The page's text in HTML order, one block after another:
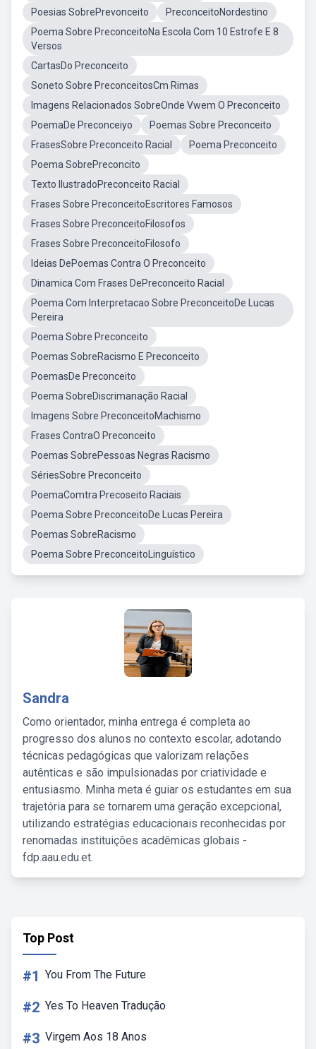
Poesias SobrePrevonceito
PreconceitoNordestino
Poema Sobre PreconceitoNa Escola Com 10 Estrofe E 8
Versos
CartasDo Preconceito
Soneto Sobre PreconceitosCm Rimas
Imagens Relacionados SobreOnde Vwem O Preconceito
PoemaDe Preconceiyo
Poemas Sobre Preconceito
FrasesSobre Preconceito Racial
Poema Preconceito
Poema SobrePreconcito
Texto IlustradoPreconceito Racial
Frases Sobre PreconceitoEscritores Famosos
Frases Sobre PreconceitoFilosofos
Frases Sobre PreconceitoFilosofo
Ideias DePoemas Contra O Preconceito
Dinamica Com Frases DePreconceito Racial
Poema Com Interpretacao Sobre PreconceitoDe Lucas
Pereira
Poema Sobre Preconceito
Poemas SobreRacismo E Preconceito
PoemasDe Preconceito
Poema SobreDiscrimanação Racial
Imagens Sobre PreconceitoMachismo
Frases ContraO Preconceito
Poemas SobrePessoas Negras Racismo
SériesSobre Preconceito
PoemaComtra Precoseito Raciais
Poema Sobre PreconceitoDe Lucas Pereira
Poemas SobreRacismo
Poema Sobre PreconceitoLinguístico
Sandra
Como orientador, minha entrega é completa ao
progresso dos alunos no contexto escolar, adotando
técnicas pedagógicas que valorizam relações
autênticas e são impulsionadas por criatividade e
entusiasmo. Minha meta é guiar os estudantes em sua
trajetória para se tornarem uma geração excepcional,
utilizando estratégias educacionais reconhecidas por
renomadas instituições acadêmicas globais -
fdp.aau.edu.et.
Top Post
#1 You From The Future
#2 Yes To Heaven Tradução
#3 Virgem Aos 18 Anos